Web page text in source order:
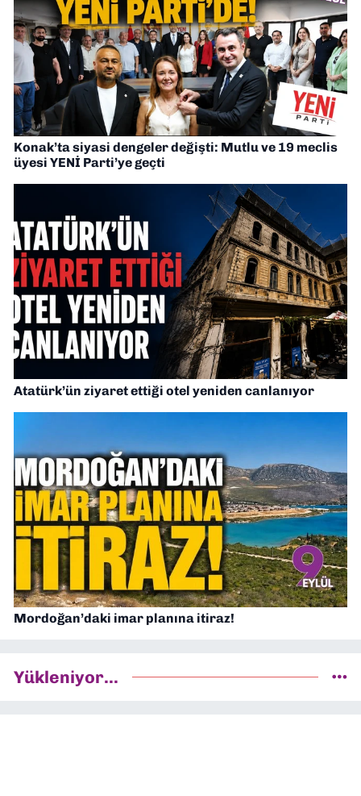
Konak’ta siyasi dengeler değişti: Mutlu ve 19 meclis
üyesi YENİ Parti’ye geçti
Atatürk’ün ziyaret ettiği otel yeniden canlanıyor
Mordoğan’daki imar planına itiraz!
Yükleniyor...